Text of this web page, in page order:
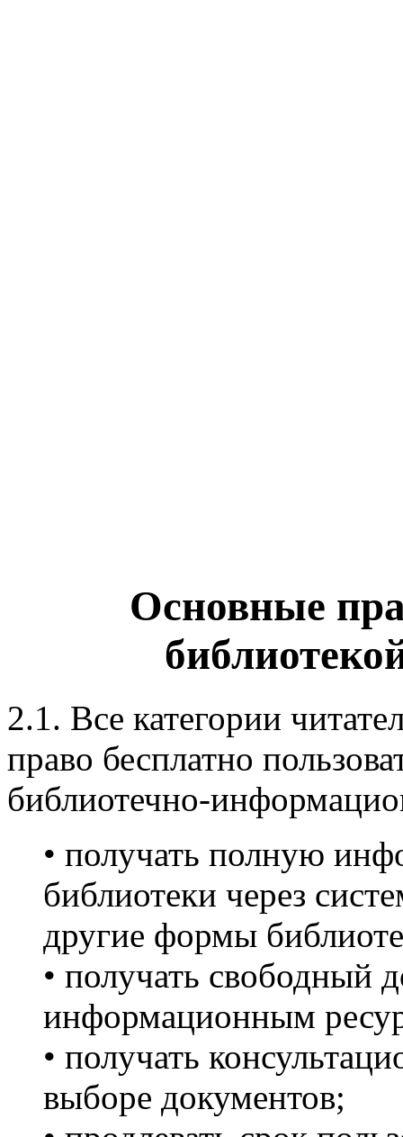
Основные
2.1. Все категории
право бесплатно
библиотечно-
• получать полную
библиотеки через
другие формы
• получать свободный
информационным
• получать
выборе документов;